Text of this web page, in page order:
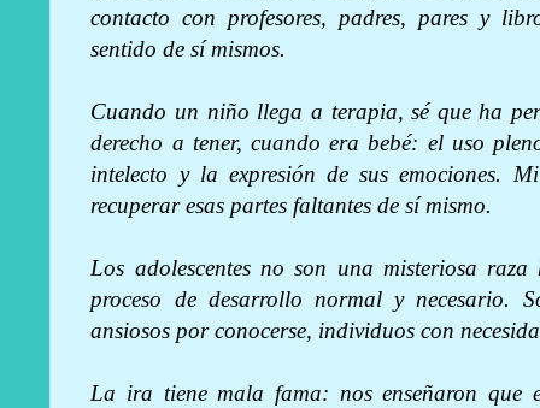
contacto con profesores, padres, pares y
sentido de sí mismos.
Cuando un niño llega a terapia, sé que ha
derecho a tener, cuando era bebé: el uso
intelecto y la expresión de sus emociones.
recuperar esas partes faltantes de sí mismo.
Los adolescentes no son una misteriosa
proceso de desarrollo normal y necesario.
ansiosos por conocerse, individuos con
La ira tiene mala fama: nos enseñaron que